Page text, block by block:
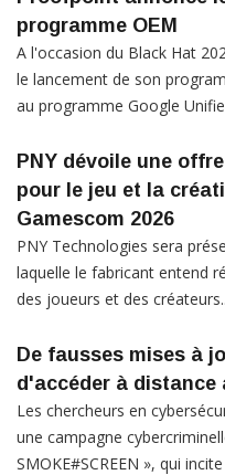
programme OEM
A l'occasion du Black Hat
le lancement de son
au programme Google
PNY dévoile une
pour le jeu et la
Gamescom 2026
PNY Technologies sera
laquelle le fabricant entend
des joueurs et des
De fausses mises à
d'accéder à distance
Les chercheurs en
une campagne
SMOKE#SCREEN », qui